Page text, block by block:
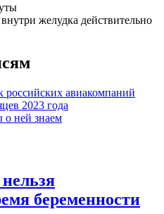
желудка действительно
российских авиакомпаний
2023 года
ней знаем
беременности